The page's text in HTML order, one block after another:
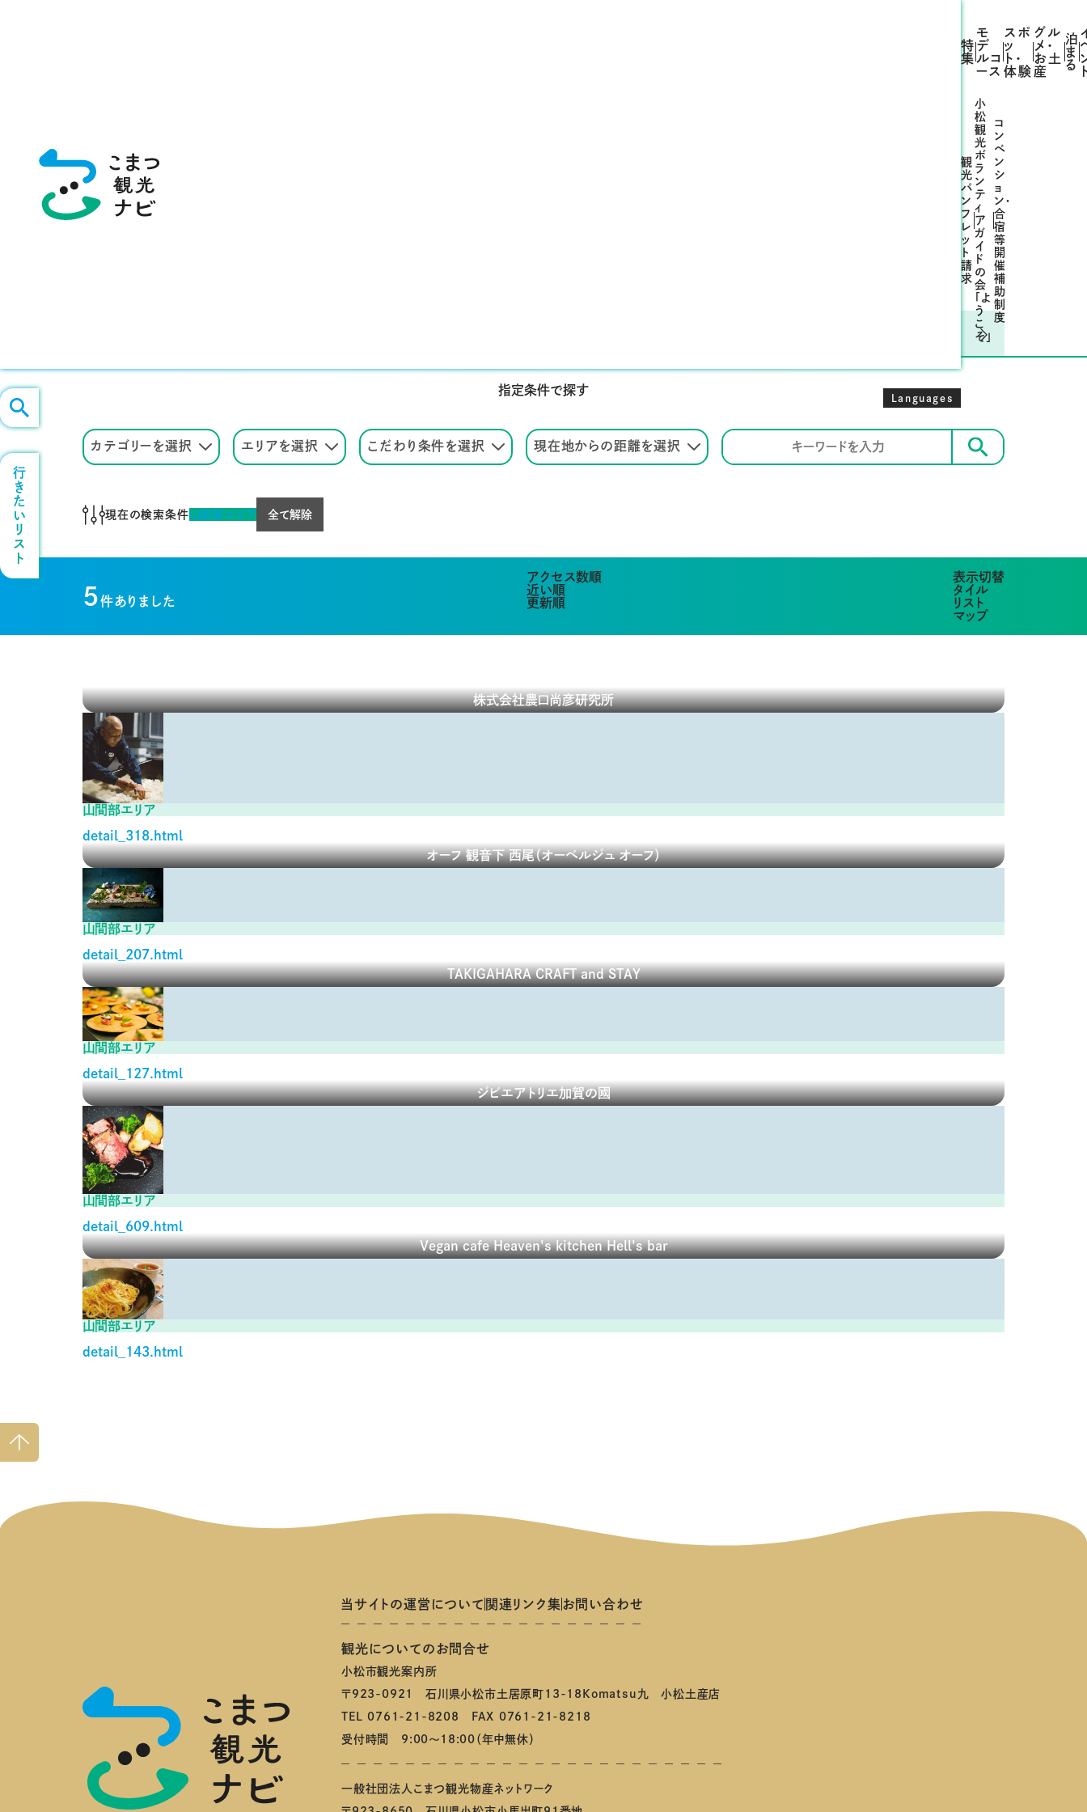
特
集
モ
デ
ルコ
ース
スポ
ッ
ト・
体験
グル
メ・
お土
産
泊
ま
る
観
光
パ
ン
フ
レ
ッ
ト
請
求
小
松
観
光
ボ
ラ
ン
テ
ィ
ア
ガ
イ
ド
の
会
「よ
う
こ
そ」
コ
ン
ベ
ン
シ
ョ
ン・
合
宿
等
開
催
補
助
制
度
行きたいリスト
Languages
指定条件で探す
カテゴリーを選択 エリアを選択 こだわり条件を選択 現在地からの距離を選択 検索
現在の検索条件山間部エリア 全て解除
5件ありました
アクセス数順
近い順
更新順
表示切替
タイル
リスト
マップ
株式会社農口尚彦研究所
山間部エリア
detail_318.html
オーフ 観音下 西尾（オーベルジュ オーフ）
山間部エリア
detail_207.html
TAKIGAHARA CRAFT and STAY
山間部エリア
detail_127.html
ジビエアトリエ加賀の國
山間部エリア
detail_609.html
Vegan cafe Heaven's kitchen Hell's bar
山間部エリア
detail_143.html
ページ
トップ
当サイトの運営について 関連リンク集お問い合わせ
観光についてのお問合せ
小松市観光案内所
〒923-0921 石川県小松市土居原町13-18Komatsu九 小松土産店
TEL 0761-21-8208 FAX 0761-21-8218
受付時間 9:00～18:00（年中無休）
一般社団法人こまつ観光物産ネットワーク